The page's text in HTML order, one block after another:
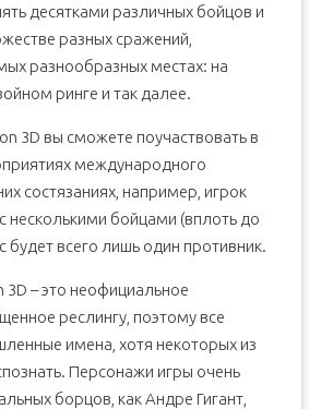
десятками различных бойцов и
разных сражений,
разнообразных местах: на
ринге и так далее.
3D вы сможете поучаствовать в
международного
состязаниях, например, игрок
несколькими бойцами (вплоть до
будет всего лишь один противник.
– это неофициальное
реслингу, поэтому все
имена, хотя некоторых из
Персонажи игры очень
борцов, как Андре Гигант,